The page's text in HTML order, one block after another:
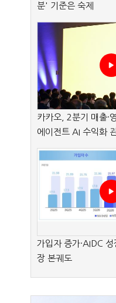
분' 기준은 숙제
카카오, 2분기 매출·
에이전트 AI 수익화
가입자 증가·AIDC
장 본궤도